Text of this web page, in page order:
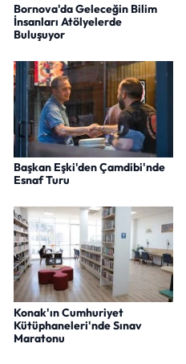
Bornova'da Geleceğin Bilim
İnsanları Atölyelerde
Buluşuyor
Başkan Eşki'den Çamdibi'nde
Esnaf Turu
Konak'ın Cumhuriyet
Kütüphaneleri'nde Sınav
Maratonu